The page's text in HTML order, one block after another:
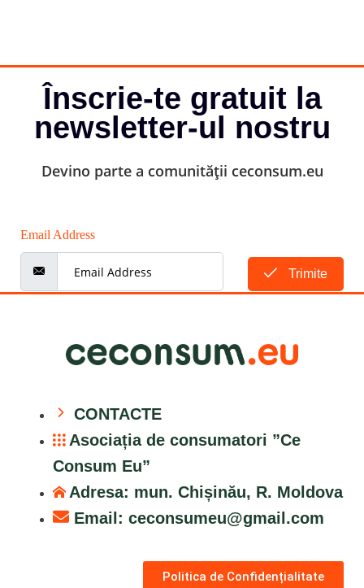
Înscrie-te gratuit la
newsletter-ul nostru
Devino parte a comunității ceconsum.eu
Email Address
Trimite
CONTACTE
Asociația de consumatori ”Ce
Consum Eu”
Adresa: mun. Chișinău, R. Moldova
Email: ceconsumeu@gmail.com
Politica de Confidențialitate